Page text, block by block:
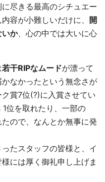
尽きる最高のシチュエー
容が小難しいだけに、 開
いか、心の中では大いに心
若干RIPなムードが漂って
かなかったという無念さが
賞7位(?)に入賞させてい
位を取れたり、一部の
ので、なんとか無事に発
たスタッフの皆様と、イ
には厚く御礼申し上げま